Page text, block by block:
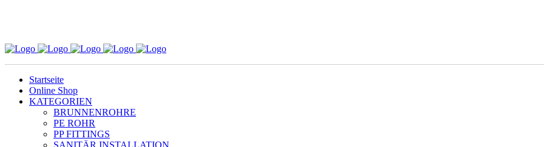
Startseite
Online Shop
KATEGORIEN
BRUNNENROHRE
PE ROHR
PP FITTINGS
SANITÄR INSTALLATION